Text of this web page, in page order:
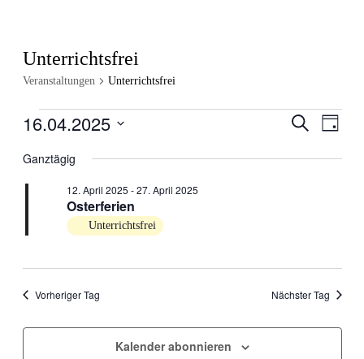
Unterrichtsfrei
Veranstaltungen Unterrichtsfrei
und
Suche
Tag
16.04.2025
wählen.
Ganztägig
Osterferien
12. April 2025 -27. April 2025
Unterrichtsfrei
Vorheriger Tag Nächster Tag
Kalender abonnieren